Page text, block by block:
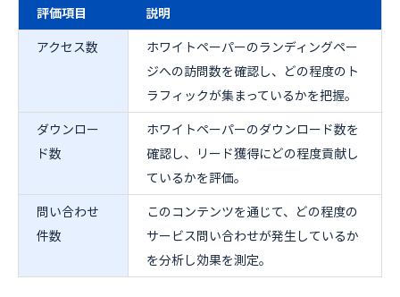
評価項目
説明
アクセス数
ホワイトペーパーのランディングペー
ジへの訪問数を確認し、どの程度のト
ラフィックが集まっているかを把握。
ダウンロー
ド数
ホワイトペーパーのダウンロード数を
確認し、リード獲得にどの程度貢献し
ているかを評価。
問い合わせ
件数
このコンテンツを通じて、どの程度の
サービス問い合わせが発生しているか
を分析し効果を測定。